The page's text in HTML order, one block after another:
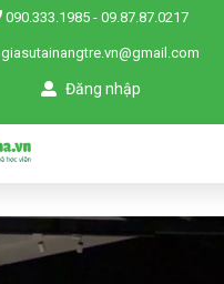
090.333.1985 - 09.87.87.0217
giasutainangtre.vn@gmail.com
Đăng nhập